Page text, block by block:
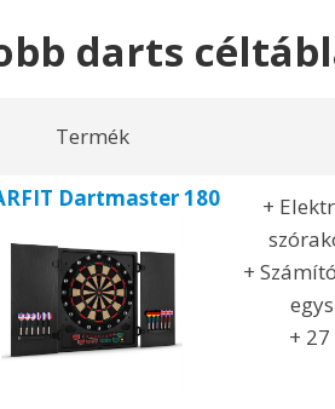
darts
Termék
Dartmaster 180
+
+
+